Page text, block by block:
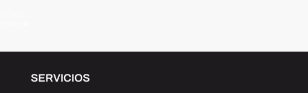
SERVICIOS